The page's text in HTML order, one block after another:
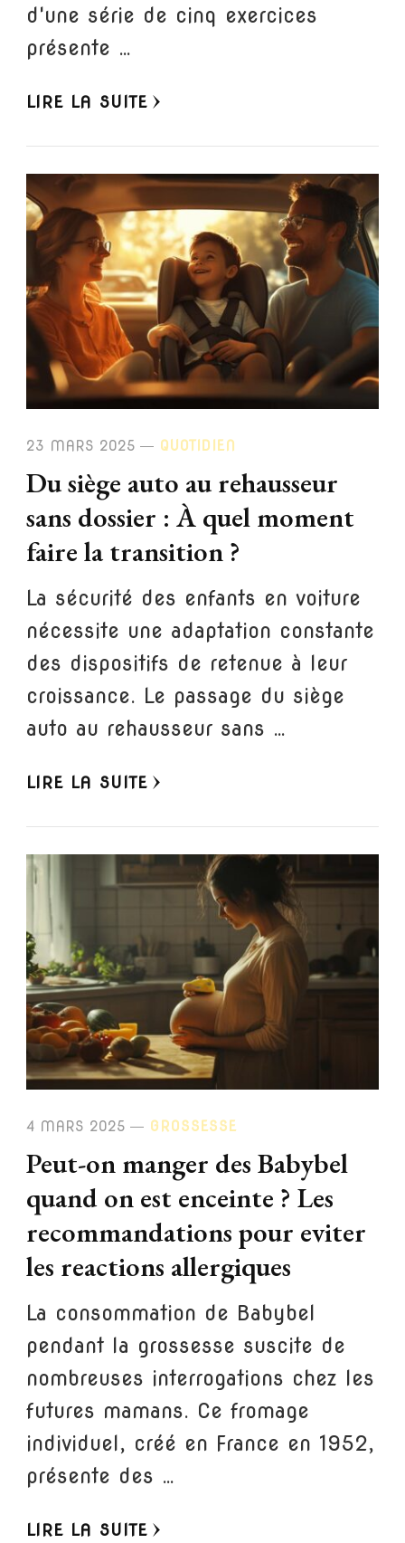
d'une série de cinq exercices
présente …
LIRE LA SUITE
23 MARS 2025 QUOTIDIEN
Du siège auto au rehausseur
sans dossier : À quel moment
faire la transition ?
La sécurité des enfants en voiture
nécessite une adaptation constante
des dispositifs de retenue à leur
croissance. Le passage du siège
auto au rehausseur sans …
LIRE LA SUITE
4 MARS 2025 GROSSESSE
Peut-on manger des Babybel
quand on est enceinte ? Les
recommandations pour eviter
les reactions allergiques
La consommation de Babybel
pendant la grossesse suscite de
nombreuses interrogations chez les
futures mamans. Ce fromage
individuel, créé en France en 1952,
présente des …
LIRE LA SUITE